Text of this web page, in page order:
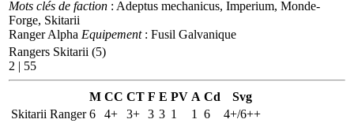
Mots clés de faction : Adeptus mechanicus, Imperium, Monde-
Forge, Skitarii
Ranger Alpha Equipement: Fusil Galvanique
Rangers Skitarii (5)
2 | 55
M CC CT F E PV A Cd
Svg
Skitarii Ranger 6 4+ 3+ 3 3 1 1 6
4+/6++